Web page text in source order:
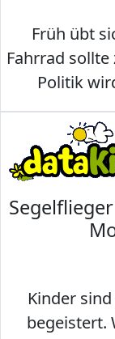
Früh übt
Fahrrad
Politik
Kinder
begeistert.